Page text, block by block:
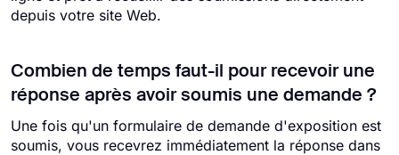
depuis votre site Web.
Combien de temps faut-il pour recevoir une
réponse après avoir soumis une demande ?
Une fois qu'un formulaire de demande d'exposition est
soumis, vous recevrez immédiatement la réponse dans